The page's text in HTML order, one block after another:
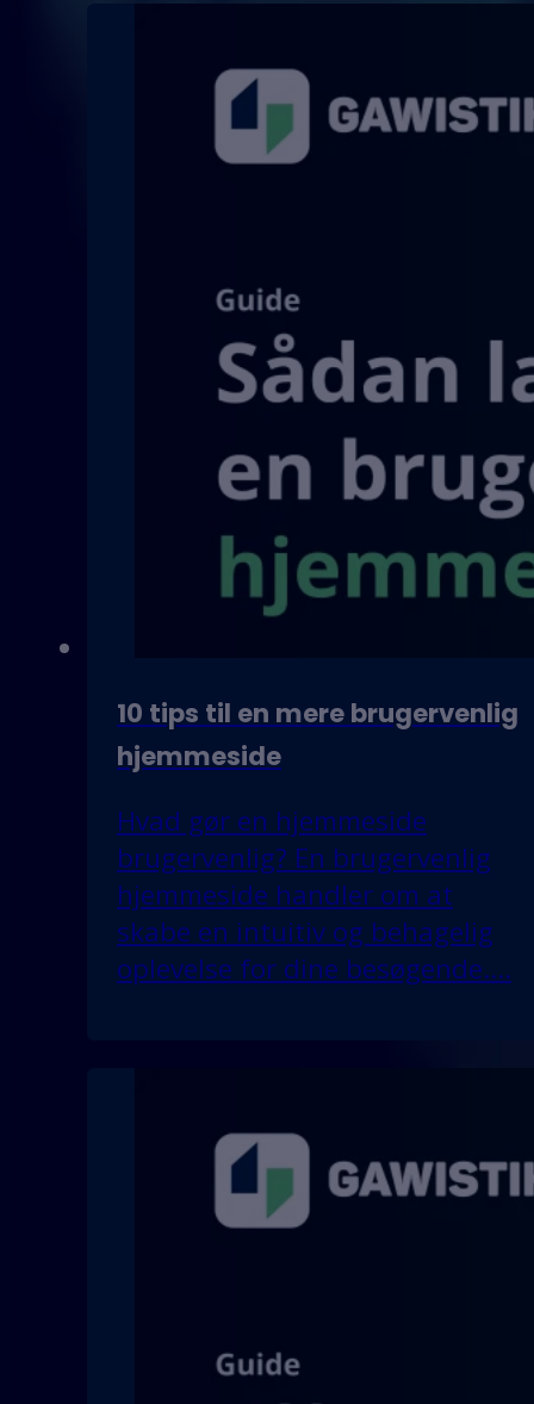
10 tips til en mere brugervenlig
hjemmeside
Hvad gør en hjemmeside
brugervenlig? En brugervenlig
hjemmeside handler om at
skabe en intuitiv og behagelig
oplevelse for dine besøgende.…